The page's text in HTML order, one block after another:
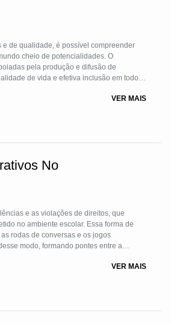
de qualidade, é possível compreender
cheio de potencialidades. O
pela produção e difusão de
inclusão em todos
VER MAIS
No
e as violações de direitos, que
no ambiente escolar. Essa forma de
rodas de conversas e os jogos
modo, formando pontes entre a
VER MAIS